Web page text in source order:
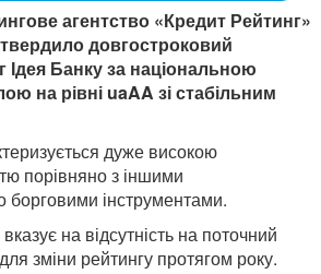
агентство «Кредит Рейтинг»
довгостроковий
Ідея Банку за національною
на рівні uaAA зі стабільним
дуже високою
порівняно з іншими
борговими інструментами.
на відсутність на поточний
зміни рейтингу протягом року.